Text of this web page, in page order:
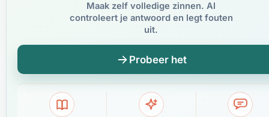
Maak zelf volledige zinnen. AI
controleert je antwoord en legt fouten
uit.
Probeer het